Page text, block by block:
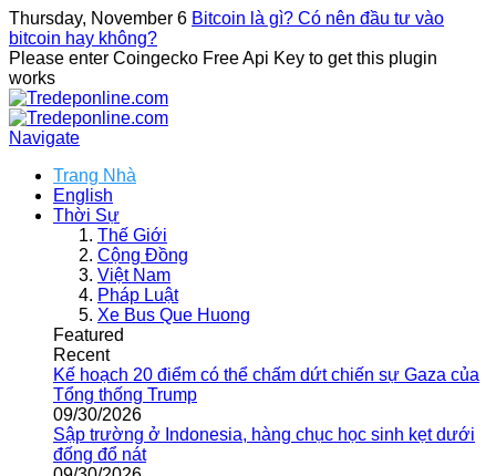
Thursday, November 6 Bitcoin là gì? Có nên đầu tư vào
bitcoin hay không?
Please enter Coingecko Free Api Key to get this plugin
works
Navigate
Trang Nhà
English
Thời Sự
Thế Giới
Cộng Đồng
Việt Nam
Pháp Luật
Xe Bus Que Huong
Featured
Recent
Kế hoạch 20 điểm có thể chấm dứt chiến sự Gaza của
Tổng thống Trump
09/30/2026
Sập trường ở Indonesia, hàng chục học sinh kẹt dưới
đống đổ nát